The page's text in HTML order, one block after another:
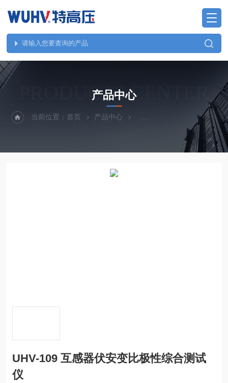
PRODUCTS CENTER
产品中心
当前位置：首页 产品中心 继电保护、二次回路测试仪
UHV-109 互感器伏安变比极性综合测试
仪